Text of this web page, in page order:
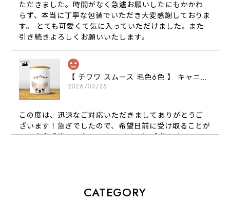
ただきました。時間がなく急遽お願いしたにもかかわ
らず、本当に丁寧な包装でいただき大変感謝しておりま
す。 とても可愛くて気に入っていただけました。また
引き続きよろしくお願いいたします。
【 チワワ スムース 毛色6色 】 キャニスター 保存容器 お家用 プレゼント 犬 ペット うちの子 犬グッズ
2026/03/25
この度は、迅速なご対応いただきましてありがとうご
ざいます！急ぎでしたので、希望日前に受け取ることが
でき大変感謝しております！ またぜひ今後ともよろし
2026/01/16
CATEGORY